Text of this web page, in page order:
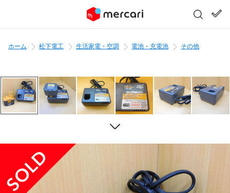
ホーム 松下電工 生活家電・空調 電池・充電池 その他